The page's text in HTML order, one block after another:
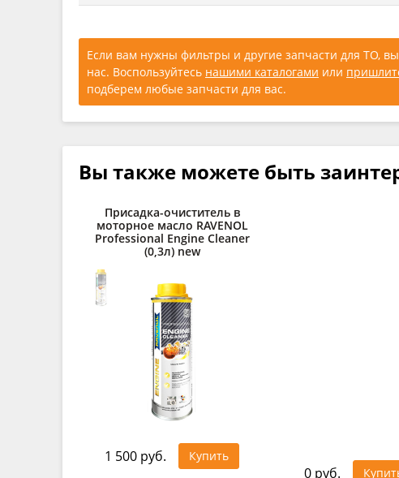
Если вам нужны фильтры и другие запчасти для ТО,
нас. Воспользуйтесь нашими каталогами или
подберем любые запчасти для вас.
Вы также можете быть
Присадка-очиститель в
моторное масло RAVENOL
Professional Engine Cleaner
(0,3л) new
1 500 руб.
Купить
0 руб.